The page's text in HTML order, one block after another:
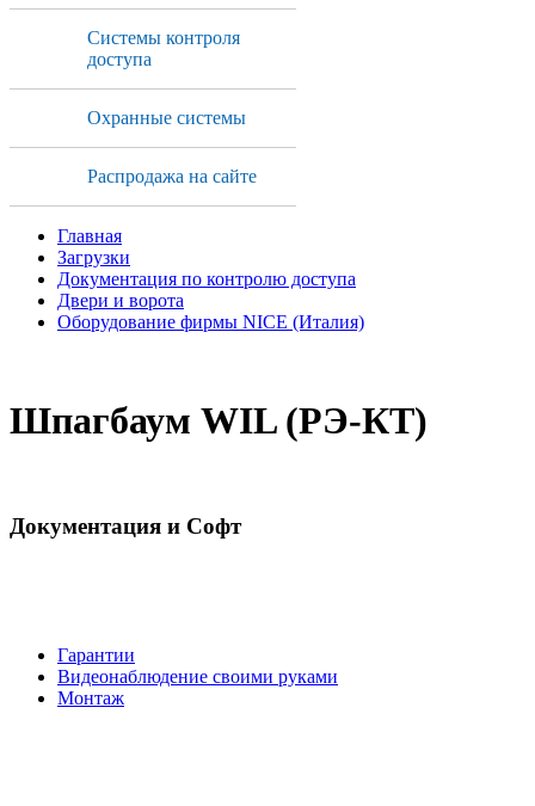
Системы контроля
доступа
Охранные системы
Распродажа на сайте
Главная
Загрузки
Документация по контролю доступа
Двери и ворота
Оборудование фирмы NICE (Италия)
Шпагбаум WIL (РЭ-КТ)
Документация и Софт
Гарантии
Видеонаблюдение своими руками
Монтаж